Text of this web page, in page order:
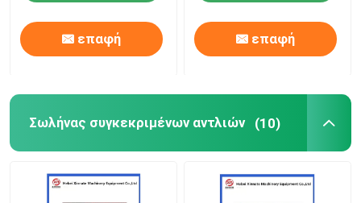
επαφή επαφή
Σωλήνας συγκεκριμένων αντλιών (10)